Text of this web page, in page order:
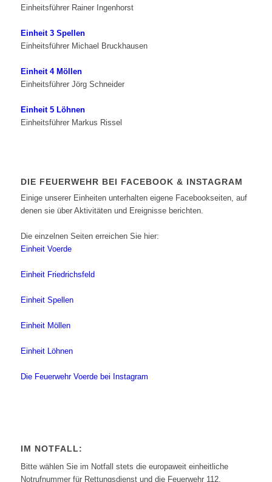
Einheitsführer Rainer Ingenhorst
Einheit 3 Spellen
Einheitsführer Michael Bruckhausen
Einheit 4 Möllen
Einheitsführer Jörg Schneider
Einheit 5 Löhnen
Einheitsführer Markus Rissel
DIE FEUERWEHR BEI FACEBOOK & INSTAGRAM
Einige unserer Einheiten unterhalten eigene Facebookseiten, auf
denen sie über Aktivitäten und Ereignisse berichten.
Die einzelnen Seiten erreichen Sie hier:
Einheit Voerde
Einheit Friedrichsfeld
Einheit Spellen
Einheit Möllen
Einheit Löhnen
Die Feuerwehr Voerde bei Instagram
IM NOTFALL:
Bitte wählen Sie im Notfall stets die europaweit einheitliche
Notrufnummer für Rettungsdienst und die Feuerwehr 112.